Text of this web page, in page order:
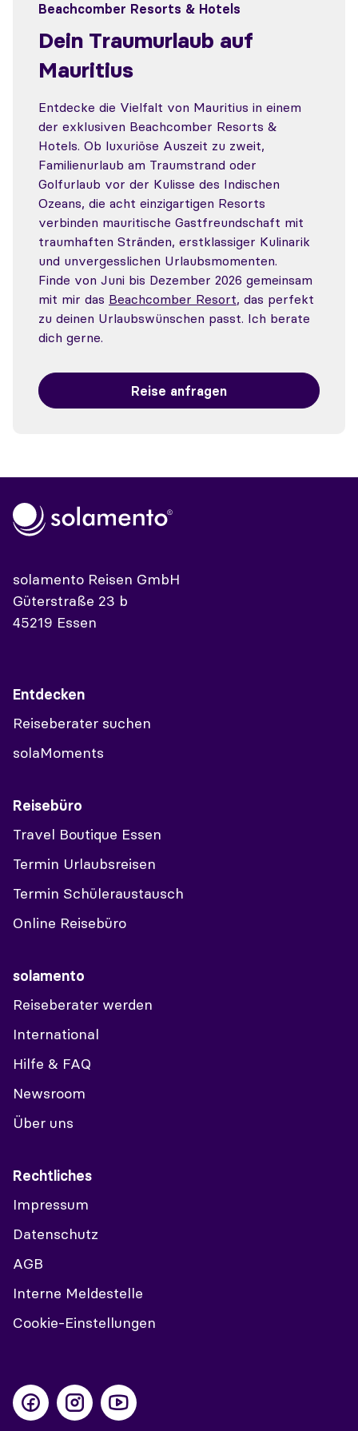
Beachcomber Resorts & Hotels
Dein Traumurlaub auf
Mauritius
Entdecke die Vielfalt von Mauritius in einem
der exklusiven Beachcomber Resorts &
Hotels. Ob luxuriöse Auszeit zu zweit,
Familienurlaub am Traumstrand oder
Golfurlaub vor der Kulisse des Indischen
Ozeans, die acht einzigartigen Resorts
verbinden mauritische Gastfreundschaft mit
traumhaften Stränden, erstklassiger Kulinarik
und unvergesslichen Urlaubsmomenten.
Finde von Juni bis Dezember 2026 gemeinsam
mit mir das Beachcomber Resort, das perfekt
zu deinen Urlaubswünschen passt. Ich berate
dich gerne.
Reise anfragen
solamento Reisen GmbH
Güterstraße 23 b
45219 Essen
Entdecken
Reiseberater suchen
solaMoments
Reisebüro
Travel Boutique Essen
Termin Urlaubsreisen
Termin Schüleraustausch
Online Reisebüro
solamento
Reiseberater werden
International
Hilfe & FAQ
Newsroom
Über uns
Rechtliches
Impressum
Datenschutz
AGB
Interne Meldestelle
Cookie-Einstellungen